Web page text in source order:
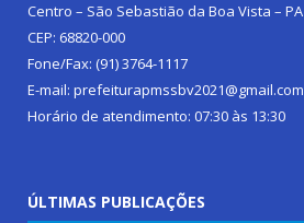
Centro – São Sebastião da Boa Vista – PA
CEP: 68820-000
Fone/Fax: (91) 3764-1117
E-mail: prefeiturapmssbv2021@gmail.com
Horário de atendimento: 07:30 às 13:30
ÚLTIMAS PUBLICAÇÕES